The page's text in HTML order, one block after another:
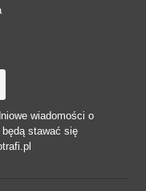
wiadomości o
stawać się